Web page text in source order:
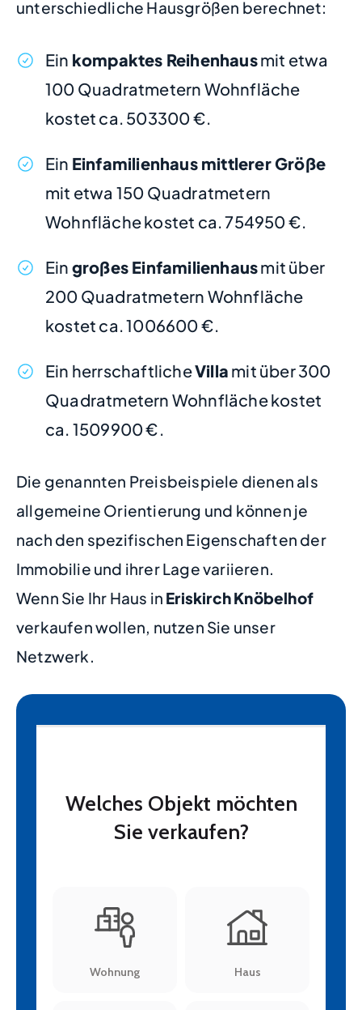
unterschiedliche Hausgrößen berechnet:
Ein kompaktes Reihenhausmit etwa
100 Quadratmetern Wohnfläche
kostet ca. 503300 €.
Ein Einfamilienhaus mittlerer Größe
mit etwa 150 Quadratmetern
Wohnfläche kostet ca. 754950 €.
Ein großes Einfamilienhausmit über
200 Quadratmetern Wohnfläche
kostet ca. 1006600 €.
Ein herrschaftlicheVilla mit über 300
Quadratmetern Wohnfläche kostet
ca. 1509900 €.
Die genannten Preisbeispiele dienen als
allgemeine Orientierung und können je
nach den spezifischen Eigenschaften der
Immobilie und ihrer Lage variieren.
Wenn Sie Ihr Haus in Eriskirch Knöbelhof
verkaufen wollen, nutzen Sie unser
Netzwerk.